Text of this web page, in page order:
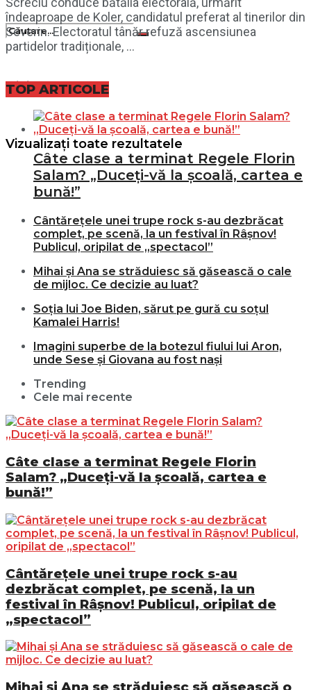
Nici un rezultat
Vizualizați toate rezultatele
îndeaproape de Koler, candidatul preferat al tinerilor din
Severin. Electoratul tânăr refuză ascensiunea
partidelor tradiționale, ...
TOP ARTICOLE
Câte clase a terminat Regele Florin
Salam? „Duceți-vă la școală, cartea e
bună!”
Cântărețele unei trupe rock s-au dezbrăcat
complet, pe scenă, la un festival în Râșnov!
Publicul, oripilat de „spectacol”
Mihai și Ana se străduiesc să găsească o cale
de mijloc. Ce decizie au luat?
Soția lui Joe Biden, sărut pe gură cu soțul
Kamalei Harris!
Imagini superbe de la botezul fiului lui Aron,
unde Sese și Giovana au fost nași
Trending
Cele mai recente
Câte clase a terminat Regele Florin
Salam? „Duceți-vă la școală, cartea e
bună!”
Cântărețele unei trupe rock s-au
dezbrăcat complet, pe scenă, la un
festival în Râșnov! Publicul, oripilat de
„spectacol”